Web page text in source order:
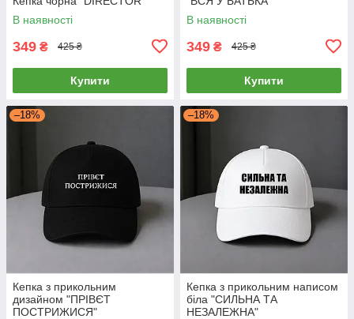
В наявності
349 ₴ 425 ₴
Купити
В наявності
349 ₴ 425 ₴
Купити
–18%
Кепка з прикольним
дизайном "ПРІВЄТ
ПОСТРИЖИСЯ"
–18%
Кепка з прикольним написом
біла "СИЛЬНА ТА
НЕЗАЛЕЖНА"